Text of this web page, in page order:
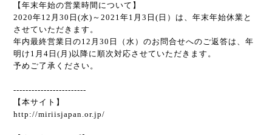
【年末年始の営業時間について】
2020年12月30日(水)～2021年1月3日(日）は、年末年始休業と
させていただきます。
年内最終営業日の12月30日（水）のお問合せへのご返答は、年
明け1月4日(月)以降に順次対応させていただきます。
予めご了承ください。
------------------------
【本サイト】
http://miriisjapan.or.jp/